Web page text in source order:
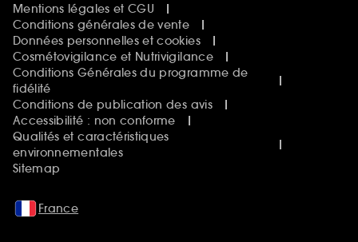
Mentions légales et CGU
Conditions générales de vente
Données personnelles et cookies
Cosmétovigilance et Nutrivigilance
Conditions Générales du programme de
fidélité
Conditions de publication des avis
Accessibilité : non conforme
Qualités et caractéristiques
environnementales
Sitemap
France